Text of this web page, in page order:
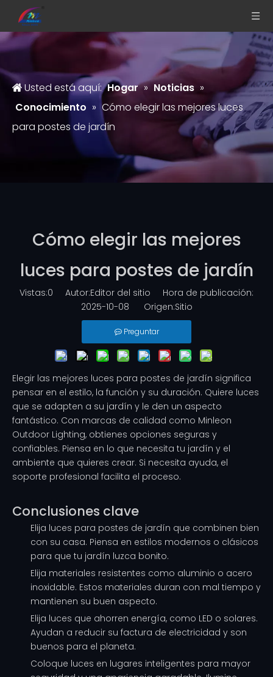
Usted está aquí: Hogar » Noticias »
Conocimiento » Cómo elegir las mejores luces
para postes de jardín
Cómo elegir las mejores
luces para postes de jardín
Vistas:0 Autor:Editor del sitio Hora de publicación:
2025-10-08 Origen:Sitio
Preguntar
Elegir las mejores luces para postes de jardín significa
pensar en el estilo, la función y su duración. Quiere luces
que se adapten a su jardín y le den un aspecto
fantástico. Con marcas de calidad como Minleon
Outdoor Lighting, obtienes opciones seguras y
confiables. Piensa en lo que necesita tu jardín y el
ambiente que quieres crear. Si necesita ayuda, el
soporte profesional facilita el proceso.
Conclusiones clave
Elija luces para postes de jardín que combinen bien
con su casa. Piensa en estilos modernos o clásicos
para que tu jardín luzca bonito.
Elija materiales resistentes como aluminio o acero
inoxidable. Estos materiales duran con mal tiempo y
mantienen su buen aspecto.
Elija luces que ahorren energía, como LED o solares.
Ayudan a reducir su factura de electricidad y son
buenos para el planeta.
Coloque luces en lugares inteligentes para mayor